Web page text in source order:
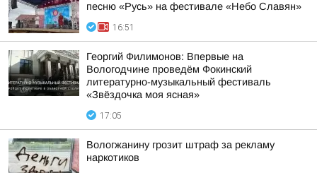
песню «Русь» на фестивале «Небо Славян»
16:51
Георгий Филимонов: Впервые на
Вологодчине проведём Фокинский
литературно-музыкальный фестиваль
«Звёздочка моя ясная»
17:05
Вологжанину грозит штраф за рекламу
наркотиков